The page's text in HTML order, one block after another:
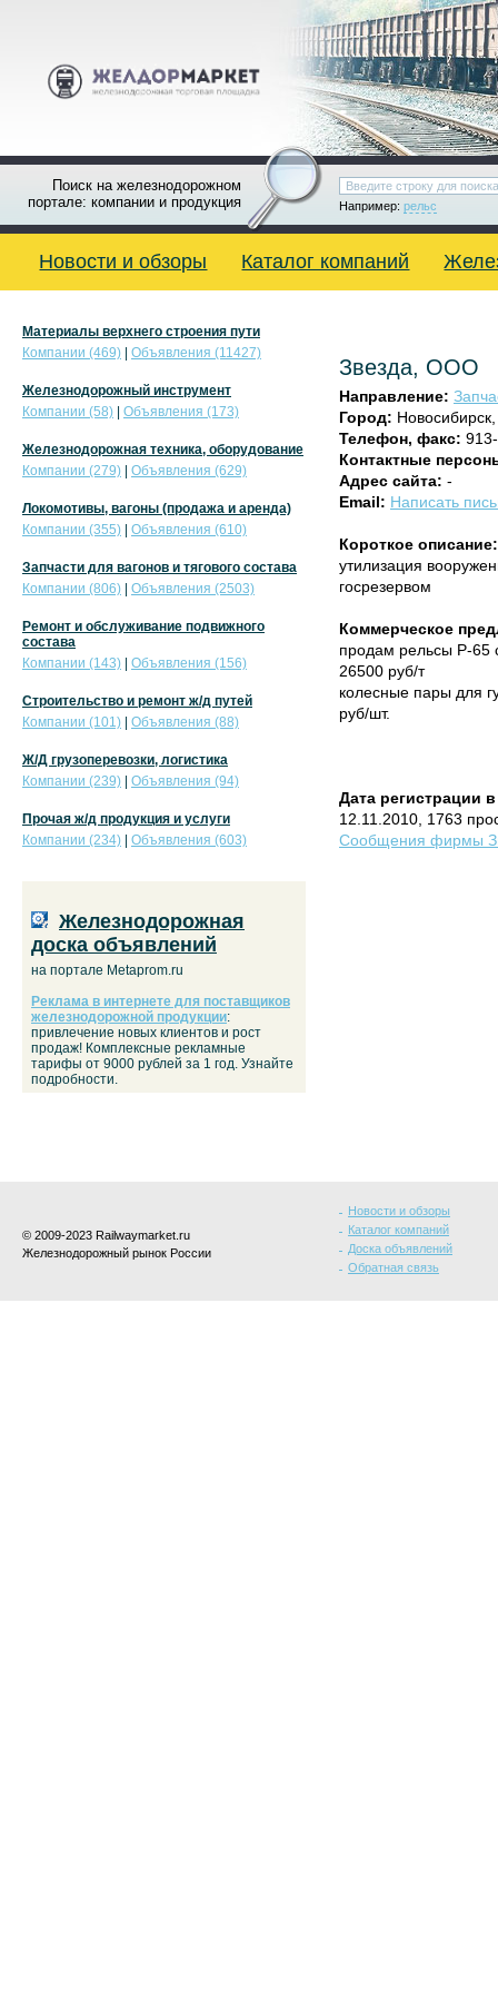
Поиск на железнодорожном
портале: компании и продукция
Например: рельс
Новости и обзоры Каталог компаний
Звезда, ООО
Направление:
Город:
Телефон, факс:
Контактные
Адрес сайта: -
Email: Написать
Короткое описание:
утилизация
госрезервом
Коммерческое
продам рельсы Р-65
26500 руб/т
колесные пары для
руб/шт.
Дата регистрации в
12.11.2010, 1763
Сообщения фирмы
Материалы верхнего строения пути
Компании (469)
Объявления (11427)
Железнодорожный инструмент
Компании (58)
Объявления (173)
Железнодорожная техника, оборудование
Компании (279)
Объявления (629)
Локомотивы, вагоны (продажа и аренда)
Компании (355)
Объявления (610)
Запчасти для вагонов и тягового состава
Компании (806)
Объявления (2503)
Ремонт и обслуживание подвижного
состава
Компании (143)
Объявления (156)
Строительство и ремонт ж/д путей
Компании (101)
Объявления (88)
Ж/Д грузоперевозки, логистика
Компании (239)
Объявления (94)
Прочая ж/д продукция и услуги
Компании (234)
Объявления (603)
Железнодорожная
доска объявлений
на портале Metaprom.ru
Реклама в интернете для поставщиков
железнодорожной продукции:
привлечение новых клиентов и рост
продаж! Комплексные рекламные
тарифы от 9000 рублей за 1 год. Узнайте
подробности.
© 2009-2023 Railwaymarket.ru
Железнодорожный рынок России
Новости и обзоры
Каталог компаний
Доска объявлений
Обратная связь